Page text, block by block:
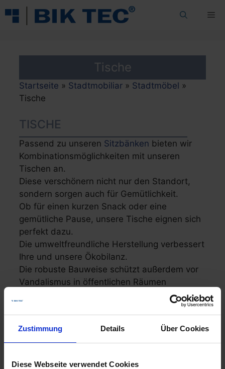
Zustimmung Details Über Cookies
Diese Webseite verwendet Cookies
Inhalt
Tische
Startseite » Stadtmobiliar» Stadtmöbel »
Tische
TISCHE
Passend zu unseren Sitzbänken bieten wir
Kombinationsmöglichkeiten mit unseren
Tischen an.
Diese verschönern nicht nur den Standort,
sondern sorgen auch für Gemütlichkeit.
Ob für einen kurzen Snack oder eine
gemütliche Pause, unsere Tische eignen sich
perfekt dazu.
Die umweltfreundliche Herstellung verbessert
Ihre und unsere Ökobilanz.
Die robuste Bauweise schützt außerdem vor
Vandalismus in öffentlichen Räumen